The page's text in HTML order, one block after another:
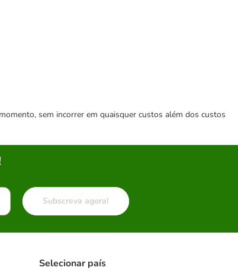
sem incorrer em quaisquer custos além dos custos
Subscreva agora!
Selecionar país